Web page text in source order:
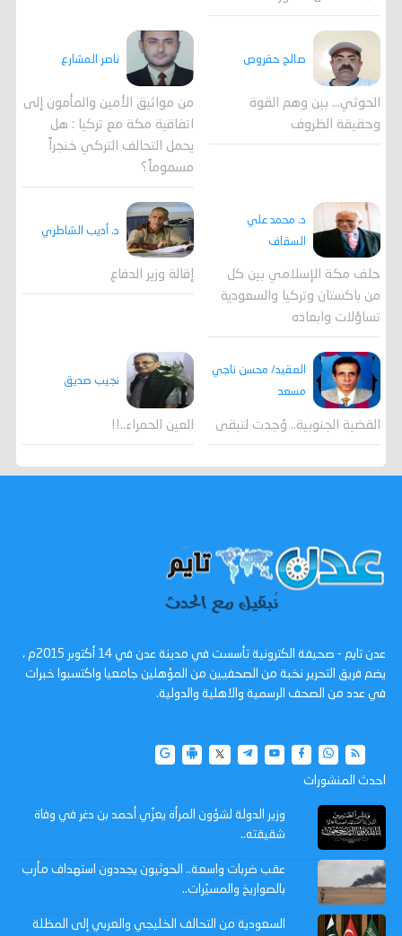
صالح حقروص
الحوثي... بين وهم القوة
وحقيقة الظروف
ناصر المشارع
من مواثيق الأمين والمأمون إلى
اتفاقية مكة مع تركيا : هل
يحمل التحالف التركي خنجراً
مسموماً؟
د. محمد علي
السقاف
حلف مكة الإسلامي بين كل
من باكستان وتركيا والسعودية
تساؤلات وابعاده
د. أديب الشاطري
إقالة وزير الدفاع
العقيد/ محسن ناجي
مسعد
القضية الجنوبية.. وُجدت لتبقى
نجيب صديق
العين الحمراء..!!
عدن تايم - صحيفة الكترونية تأسست في مدينة عدن في 14 أكتوبر 2015م ،
يضم فريق التحرير نخبة من الصحفيين من المؤهلين جامعيا واكتسبوا خبرات
في عدد من الصحف الرسمية والاهلية والدولية.
احدث المنشورات
وزير الدولة لشؤون المرأة يعزّي أحمد بن دغر في وفاة
شقيقته..
عقب ضربات واسعة.. الحوثيون يجددون استهداف مأرب
بالصواريخ والمسيّرات..
السعودية من التحالف الخليجي والعربي إلى المظلة